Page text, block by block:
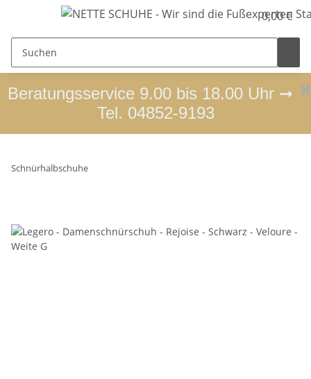
0,00 €
x
Beratungsservice 9.00 bis 18.00 Uhr ➞
Tel. 04852-9193
Schnürhalbschuhe